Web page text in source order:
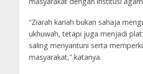
“Ziarah kariah bukan sahaja
ukhuwah, tetapi juga menjadi
saling menyantuni serta
masyarakat,” katanya.